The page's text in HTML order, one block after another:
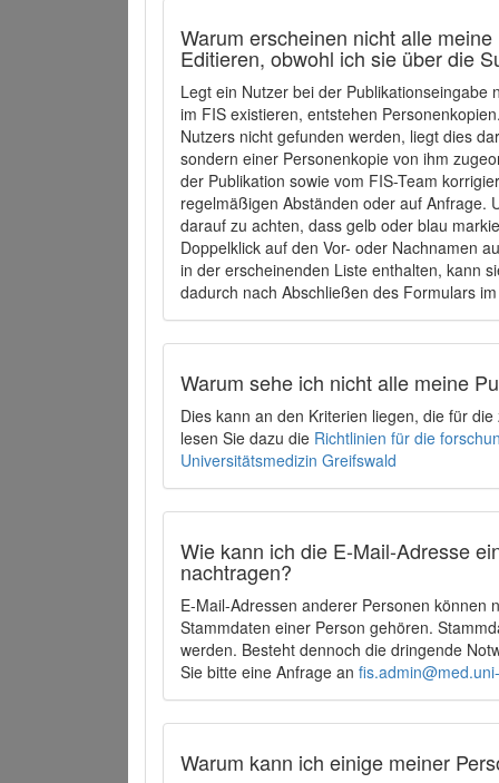
Warum erscheinen nicht alle
Editieren, obwohl ich sie über die
Legt ein Nutzer bei der
im FIS existieren, entstehen
Nutzers nicht gefunden werden, liegt dies
sondern einer Personenkopie von ihm
der Publikation sowie vom FIS-Team
regelmäßigen Abständen oder auf Anfrage.
darauf zu achten, dass gelb oder blau
Doppelklick auf den Vor- oder Nachnamen
in der erscheinenden Liste enthalten, kann
dadurch nach Abschließen des Formulars
Warum sehe ich nicht alle meine
Dies kann an den Kriterien liegen, die für
lesen Sie dazu die Richtlinien für die
Universitätsmedizin Greifswald
Wie kann ich die E-Mail-Adresse
nachtragen?
E-Mail-Adressen anderer Personen können
Stammdaten einer Person gehören.
werden. Besteht dennoch die dringende
Sie bitte eine Anfrage an
Warum kann ich einige meiner